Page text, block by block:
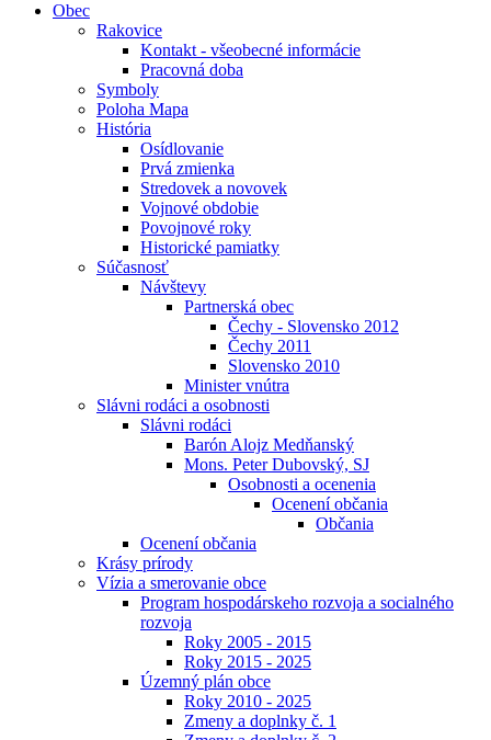
Obec
Rakovice
Kontakt - všeobecné informácie
Pracovná doba
Symboly
Poloha Mapa
História
Osídlovanie
Prvá zmienka
Stredovek a novovek
Vojnové obdobie
Povojnové roky
Historické pamiatky
Súčasnosť
Návštevy
Partnerská obec
Čechy - Slovensko 2012
Čechy 2011
Slovensko 2010
Minister vnútra
Slávni rodáci a osobnosti
Slávni rodáci
Barón Alojz Medňanský
Mons. Peter Dubovský, SJ
Osobnosti a ocenenia
Ocenení občania
Občania
Ocenení občania
Krásy prírody
Vízia a smerovanie obce
Program hospodárskeho rozvoja a socialného
rozvoja
Roky 2005 - 2015
Roky 2015 - 2025
Územný plán obce
Roky 2010 - 2025
Zmeny a doplnky č. 1